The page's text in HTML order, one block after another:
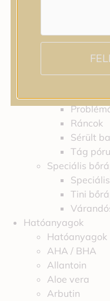
Fakóság
Ráncok
Sérült
Tág
Speciális
Tini
Hatóanyagok
Hatóanyagok
AHA / BHA
Allantoin
Aloe vera
Arbutin